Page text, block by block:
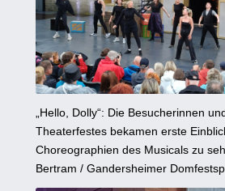
„Hello, Dolly“: Die Besucherinnen
Theaterfestes bekamen erste
Choreographien des Musicals zu
Bertram / Gandersheimer